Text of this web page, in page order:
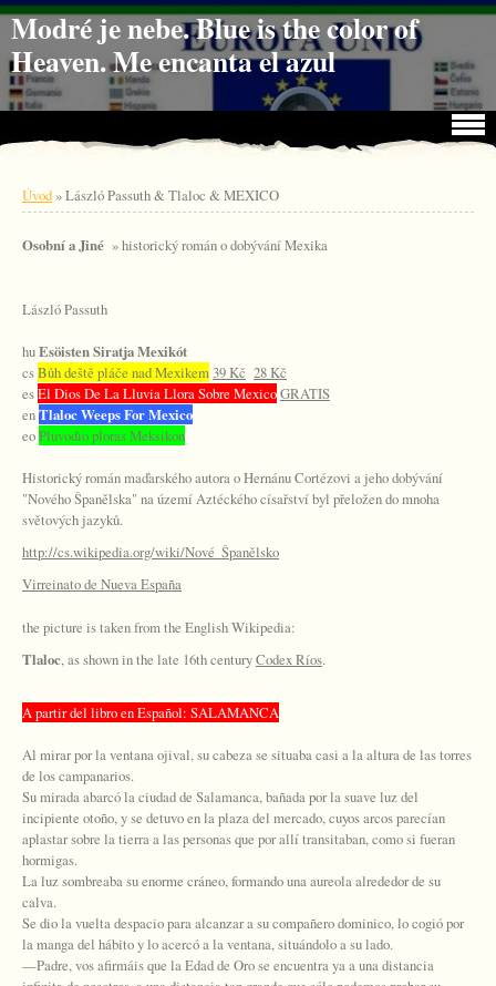
Jdi na obsah
Jdi na menu
Modré je nebe. Blue is the color of
Heaven. Me encanta el azul
Úvod»László Passuth & Tlaloc & MEXICO
Osobní a Jiné » historický román o dobývání Mexika
László Passuth
huEsöisten Siratja Mexikót
csBůh deště pláče nad Mexikem39 Kč 28 Kč
esEl Dios De La Lluvia Llora Sobre MexicoGRATIS
enTlaloc Weeps For Mexico
eoPluvodio ploras Meksikon
Historický román maďarského autora o Hernánu Cortézovi a jeho dobývání
"Nového Španělska" na území Aztéckého císařství byl přeložen do mnoha
světových jazyků.
http://cs.wikipedia.org/wiki/Nové_Španělsko
Virreinato de Nueva España
the picture is taken from the English Wikipedia:
Tlaloc, as shown in the late 16th centuryCodex Ríos.
A partir del libro en Español: SALAMANCA
Al mirar por la ventana ojival, su cabeza se situaba casi a la altura de las torres
de los campanarios.
Su mirada abarcó la ciudad de Salamanca, bañada por la suave luz del
incipiente otoño, y se detuvo en la plaza del mercado, cuyos arcos parecían
aplastar sobre la tierra a las personas que por allí transitaban, como si fueran
hormigas.
La luz sombreaba su enorme cráneo, formando una aureola alrededor de su
calva.
Se dio la vuelta despacio para alcanzar a su compañero dominico, lo cogió por
la manga del hábito y lo acercó a la ventana, situándolo a su lado.
—Padre, vos afirmáis que la Edad de Oro se encuentra ya a una distancia